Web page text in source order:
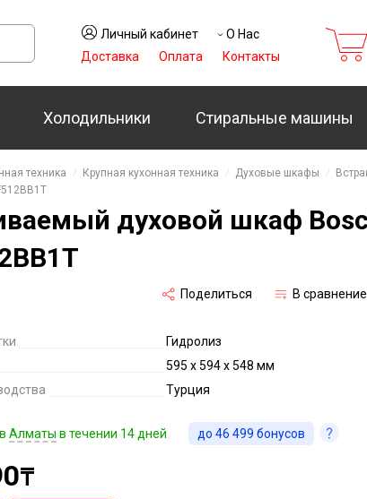
Личный кабинет
О Нас
Доставка
Оплата Контакты
Холодильники Стиральные машины
техника Крупная кухонная техника Духовые шкафы
духовой шкаф
Поделиться В сравнение
Гидролиз
595 x 594 x 548 мм
Турция
Алматы в течении 14 дней до 46 499 бонусов
₸
₸